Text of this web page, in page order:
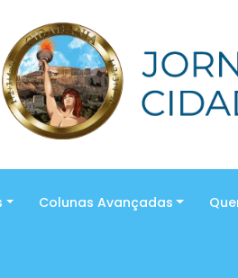
Colunas Avançadas